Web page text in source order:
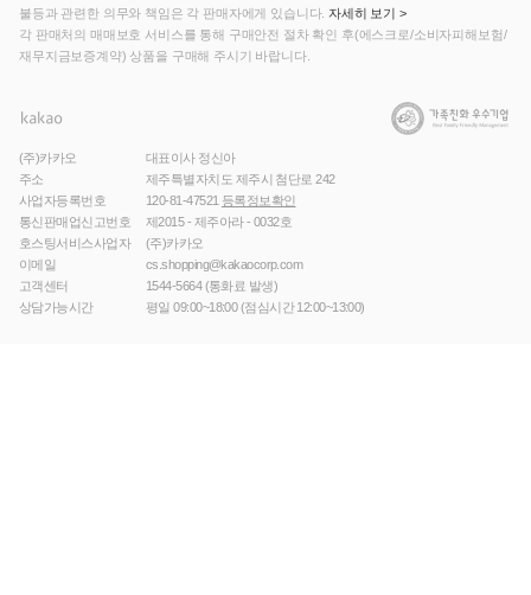
불등과 관련한 의무와 책임은 각 판매자에게 있습니다. 자세히 보기 >
각 판매처의 매매보호 서비스를 통해 구매안전 절차 확인 후(에스크로/소비자피해보험/
재무지금보증계약) 상품을 구매해 주시기 바랍니다.
(주)카카오
대표이사 정신아
주소
제주특별자치도 제주시 첨단로 242
사업자등록번호
120-81-47521 등록정보확인
통신판매업신고번호
제2015 - 제주아라 - 0032호
호스팅서비스사업자
(주)카카오
이메일
cs.shopping@kakaocorp.com
고객센터
1544-5664(통화료 발생)
상담가능시간
평일 09:00~18:00 (점심시간 12:00~13:00)